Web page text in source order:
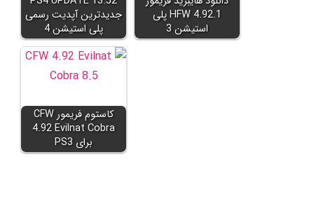
جدیدترین آپدیت رسمی
پلی استیشن 4
HFW 4.92.1 پلی
استیشن 3
کاستوم فریمور CFW
4.92 Evilnat Cobra
برای PS3